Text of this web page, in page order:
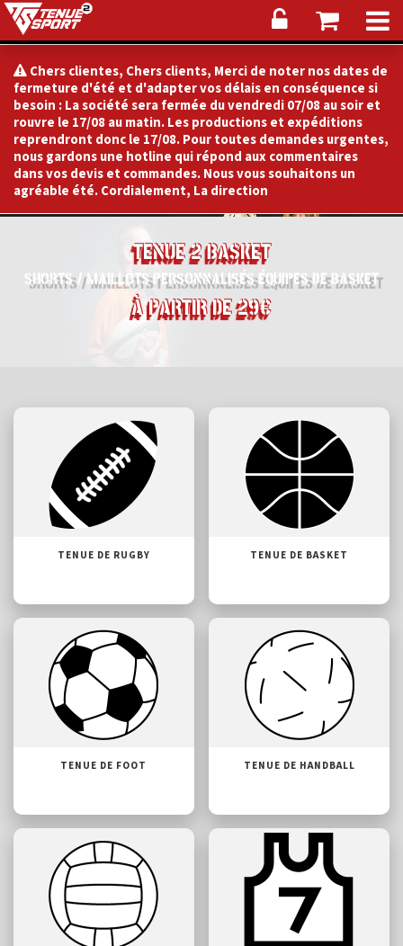
Chers clientes, Chers clients, Merci de noter nos dates de
fermeture d'été et d'adapter vos délais en conséquence si
besoin : La société sera fermée du vendredi 07/08 au soir et
rouvre le 17/08 au matin. Les productions et expéditions
reprendront donc le 17/08. Pour toutes demandes urgentes,
nous gardons une hotline qui répond aux commentaires
dans vos devis et commandes. Nous vous souhaitons un
agréable été. Cordialement, La direction
TENUE 2 BASKET
SHORTS / MAILLOTS PERSONNALISÉS ÉQUIPES DE BASKET
À PARTIR DE 29€
TENUE DE RUGBY TENUE DE BASKET
TENUE DE FOOT TENUE DE HANDBALL